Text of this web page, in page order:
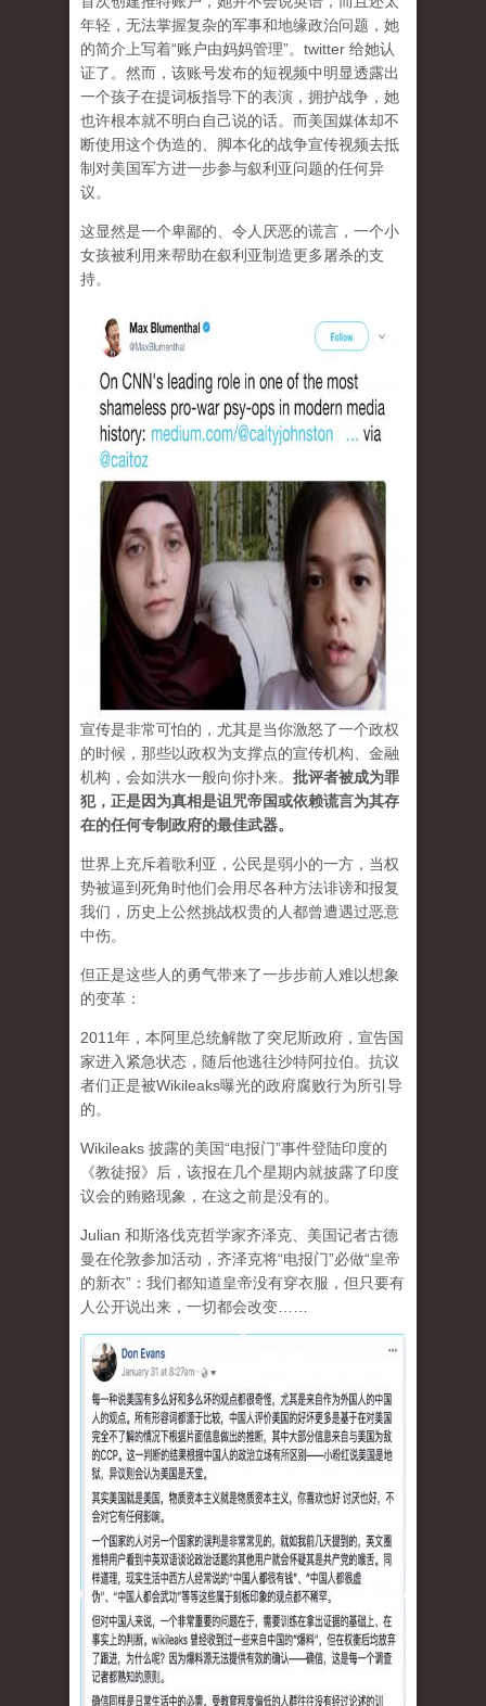
年轻，无法掌握复杂的军事和地缘政治问题，她
的简介上写着“账户由妈妈管理”。twitter 给她认
证了。然而，该账号发布的短视频中明显透露出
一个孩子在提词板指导下的表演，拥护战争，她
也许根本就不明白自己说的话。而美国媒体却不
断使用这个伪造的、脚本化的战争宣传视频去抵
制对美国军方进一步参与叙利亚问题的任何异
议。
这显然是一个卑鄙的、令人厌恶的谎言，一个小
女孩被利用来帮助在叙利亚制造更多屠杀的支
持。
宣传是非常可怕的，尤其是当你激怒了一个政权
的时候，那些以政权为支撑点的宣传机构、金融
机构，会如洪水一般向你扑来。 批评者被成为罪
犯，正是因为真相是诅咒帝国或依赖谎言为其存
在的任何专制政府的最佳武器。
世界上充斥着歌利亚，公民是弱小的一方，当权
势被逼到死角时他们会用尽各种方法诽谤和报复
我们，历史上公然挑战权贵的人都曾遭遇过恶意
中伤。
但正是这些人的勇气带来了一步步前人难以想象
的变革：
2011年，本阿里总统解散了突尼斯政府，宣告国
家进入紧急状态，随后他逃往沙特阿拉伯。抗议
者们正是被Wikileaks曝光的政府腐败行为所引导
的。
Wikileaks 披露的美国“电报门”事件登陆印度的
《教徒报》后，该报在几个星期内就披露了印度
议会的贿赂现象，在这之前是没有的。
Julian 和斯洛伐克哲学家齐泽克、美国记者古德
曼在伦敦参加活动，齐泽克将“电报门”必做“皇帝
的新衣”：我们都知道皇帝没有穿衣服，但只要有
人公开说出来，一切都会改变……